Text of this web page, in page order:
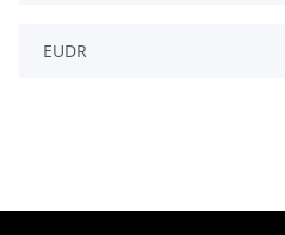
EUDR